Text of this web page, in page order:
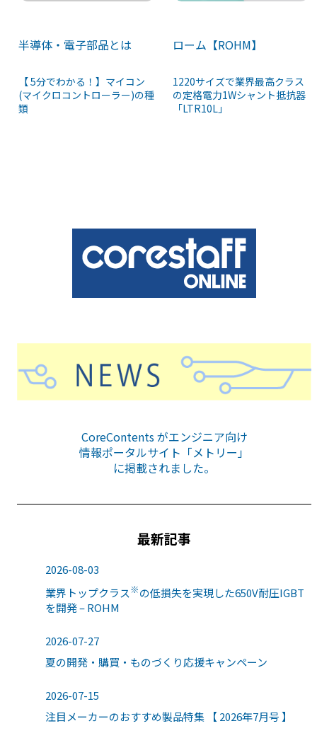
半導体・電子部品とは
【 5分でわかる！】マイコン
(マイクロコントローラー)の種
類
ローム【ROHM】
1220サイズで業界最高クラス
の定格電力1Wシャント抵抗器
「LTR10L」
CoreContents がエンジニア向け
情報ポータルサイト「メトリー」
に掲載されました。
最新記事
2026-08-03
業界トップクラス※の低損失を実現した650V耐圧IGBT
を開発 – ROHM
2026-07-27
夏の開発・購買・ものづくり応援キャンペーン
2026-07-15
注目メーカーのおすすめ製品特集 【 2026年7月号 】